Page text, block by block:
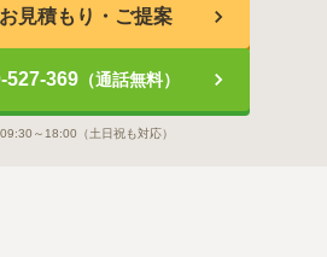
見積もり・ご提案
527-369（通話無料）
09:30～18:00 （土日祝も対応）